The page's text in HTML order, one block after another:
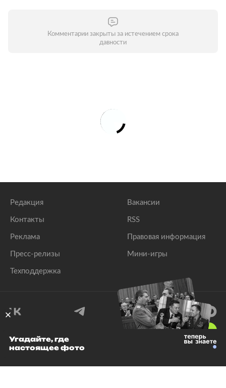
Комментарии закрыты за истечением срока
давности
Редакция
Контакты
Реклама
Пресс-релизы
Техподдержка
Вакансии
RSS
Правовая информация
Мини-игры
© 1999–2026 Все права защищены.
Угадайте, где
настоящее фото